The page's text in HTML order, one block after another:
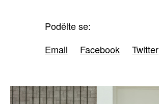
Podělte se:
Email
Facebook Twitter